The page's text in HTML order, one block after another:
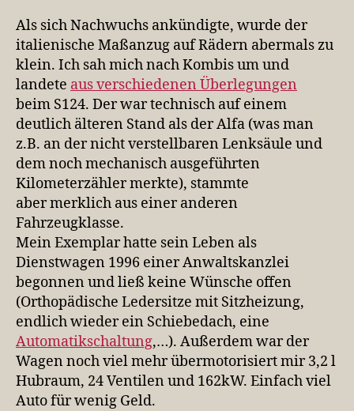
Als sich Nachwuchs ankündigte, wurde der
italienische Maßanzug auf Rädern abermals zu
klein. Ich sah mich nach Kombis um und
landete aus verschiedenen Überlegungen
beim S124. Der war technisch auf einem
deutlich älteren Stand als der Alfa (was man
z.B. an der nicht verstellbaren Lenksäule und
dem noch mechanisch ausgeführten
Kilometerzähler merkte), stammte
aber merklich aus einer anderen
Fahrzeugklasse.
Mein Exemplar hatte sein Leben als
Dienstwagen 1996 einer Anwaltskanzlei
begonnen und ließ keine Wünsche offen
(Orthopädische Ledersitze mit Sitzheizung,
endlich wieder ein Schiebedach, eine
Automatikschaltung,…). Außerdem war der
Wagen noch viel mehr übermotorisiert mir 3,2 l
Hubraum, 24 Ventilen und 162kW. Einfach viel
Auto für wenig Geld.